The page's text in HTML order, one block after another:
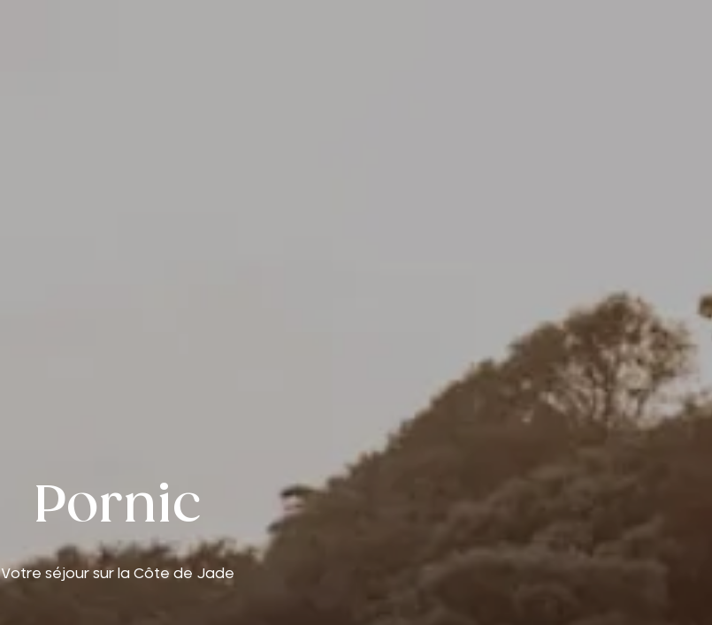
Pornic
Votre séjour sur la Côte de Jade